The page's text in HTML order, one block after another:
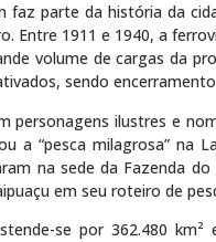
faz parte da história da
Entre 1911 e 1940, a
volume de cargas da
sendo
personagens ilustres e
a “pesca milagrosa” na
na sede da Fazenda
em seu roteiro de
se por 362.480